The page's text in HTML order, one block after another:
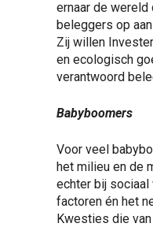
ernaar de wereld
beleggers op
Zij willen
en ecologisch
verantwoord
Babyboomers
Voor veel
het milieu en de
echter bij sociaal
factoren én het
Kwesties die